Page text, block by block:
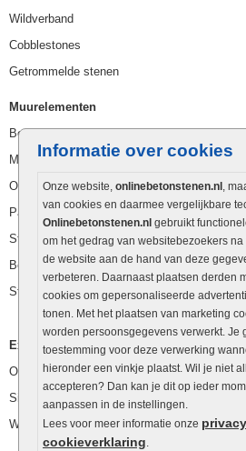
Informatie over cookies
Onze website, onlinebetonstenen.nl ,
van cookies en daarmee vergelijkbare
Onlinebetonstenen.nl gebruikt
om het gedrag van websitebezoekers na
de website aan de hand van deze
verbeteren. Daarnaast plaatsen derden
cookies om gepersonaliseerde
tonen. Met het plaatsen van marketing
worden persoonsgegevens verwerkt. Je
toestemming voor deze verwerking
hieronder een vinkje plaatst. Wil je niet
accepteren? Dan kan je dit op ieder
aanpassen in de instellingen.
Lees voor meer informatie onze
cookieverklaring.
Wildverband
Cobblestones
Getrommelde stenen
Muurelementen
Betonbielzen
Muurstenen
Opsluitbanden
Palissaden
Stapelblokken
Betonblokken
Stapelstenen
Extra benodigdheden
Ophoogzand
Siergrind en siersplit
Waterafvoer